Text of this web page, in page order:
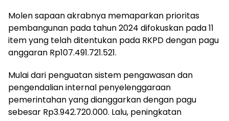
Molen sapaan akrabnya memaparkan prioritas
pembangunan pada tahun 2024 difokuskan pada 11
item yang telah ditentukan pada RKPD dengan pagu
anggaran Rp107.491.721.521.
Mulai dari penguatan sistem pengawasan dan
pengendalian internal penyelenggaraan
pemerintahan yang dianggarkan dengan pagu
sebesar Rp3.942.720.000. Lalu, peningkatan